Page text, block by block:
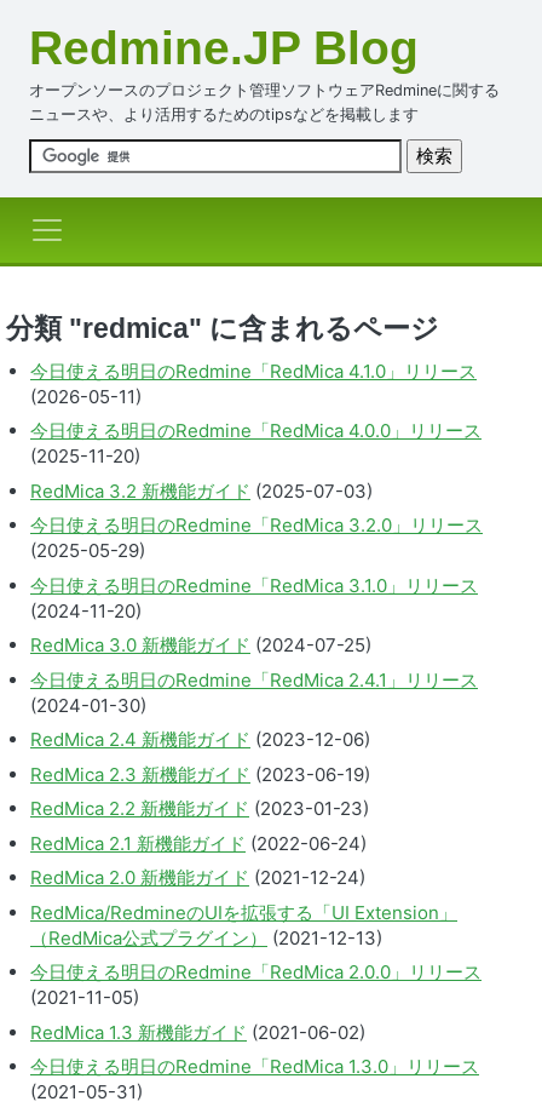
Redmine.JP Blog
オープンソースのプロジェクト管理ソフトウェアRedmineに関する
ニュースや、より活用するためのtipsなどを掲載します
分類 "redmica" に含まれるページ
今日使える明日のRedmine「RedMica 4.1.0」リリース
(2026-05-11)
今日使える明日のRedmine「RedMica 4.0.0」リリース
(2025-11-20)
RedMica 3.2 新機能ガイド (2025-07-03)
今日使える明日のRedmine「RedMica 3.2.0」リリース
(2025-05-29)
今日使える明日のRedmine「RedMica 3.1.0」リリース
(2024-11-20)
RedMica 3.0 新機能ガイド (2024-07-25)
今日使える明日のRedmine「RedMica 2.4.1」リリース
(2024-01-30)
RedMica 2.4 新機能ガイド (2023-12-06)
RedMica 2.3 新機能ガイド (2023-06-19)
RedMica 2.2 新機能ガイド (2023-01-23)
RedMica 2.1 新機能ガイド (2022-06-24)
RedMica 2.0 新機能ガイド (2021-12-24)
RedMica/RedmineのUIを拡張する「UI Extension」
（RedMica公式プラグイン）
(2021-12-13)
今日使える明日のRedmine「RedMica 2.0.0」リリース
(2021-11-05)
RedMica 1.3 新機能ガイド (2021-06-02)
今日使える明日のRedmine「RedMica 1.3.0」リリース
(2021-05-31)